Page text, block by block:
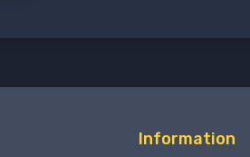
Information